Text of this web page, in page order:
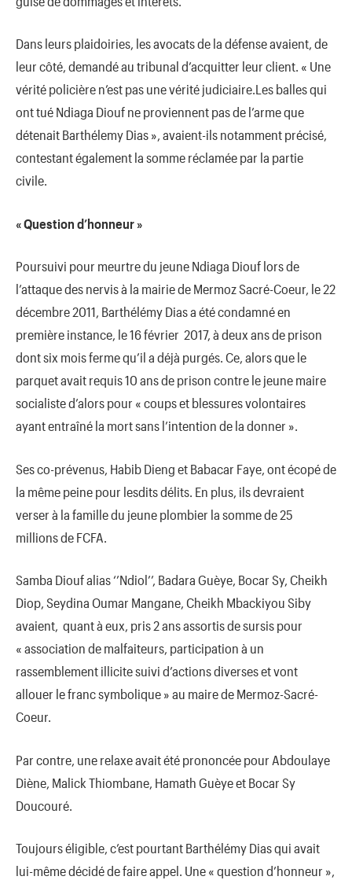
Dans leurs plaidoiries, les avocats de la défense avaient, de
leur côté, demandé au tribunal d’acquitter leur client. « Une
vérité policière n’est pas une vérité judiciaire.Les balles qui
ont tué Ndiaga Diouf ne proviennent pas de l’arme que
détenait Barthélemy Dias », avaient-ils notamment précisé,
contestant également la somme réclamée par la partie
civile.
« Question d’honneur »
Poursuivi pour meurtre du jeune Ndiaga Diouf lors de
l’attaque des nervis à la mairie de Mermoz Sacré-Coeur, le 22
décembre 2011, Barthélémy Dias a été condamné en
première instance, le 16 février 2017, à deux ans de prison
dont six mois ferme qu’il a déjà purgés. Ce, alors que le
parquet avait requis 10 ans de prison contre le jeune maire
socialiste d’alors pour « coups et blessures volontaires
ayant entraîné la mort sans l’intention de la donner ».
Ses co-prévenus, Habib Dieng et Babacar Faye, ont écopé de
la même peine pour lesdits délits. En plus, ils devraient
verser à la famille du jeune plombier la somme de 25
millions de FCFA.
Samba Diouf alias ‘’Ndiol’’, Badara Guèye, Bocar Sy, Cheikh
Diop, Seydina Oumar Mangane, Cheikh Mbackiyou Siby
avaient, quant à eux, pris 2 ans assortis de sursis pour
« association de malfaiteurs, participation à un
rassemblement illicite suivi d’actions diverses et vont
allouer le franc symbolique » au maire de Mermoz-Sacré-
Coeur.
Par contre, une relaxe avait été prononcée pour Abdoulaye
Diène, Malick Thiombane, Hamath Guèye et Bocar Sy
Doucouré.
Toujours éligible, c’est pourtant Barthélémy Dias qui avait
lui-même décidé de faire appel. Une « question d’honneur »,